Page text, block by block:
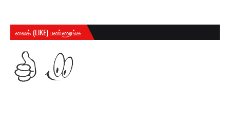
லைக் (LIKE) பண்ணுங்க